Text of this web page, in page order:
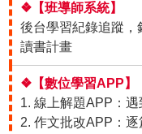
❖【班導師系統】
後台學習紀錄追蹤
讀書計畫
❖【數位學習APP】
1. 線上解題APP：
2. 作文批改APP：